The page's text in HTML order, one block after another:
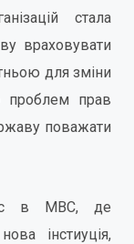
стала
враховувати
для зміни
проблем прав
поважати
в МВС, де
інстиуція,